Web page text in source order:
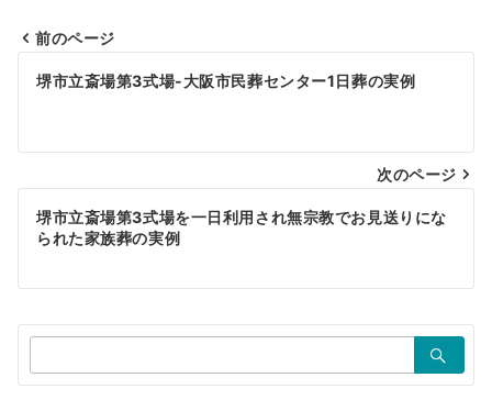
投
ナ
ビ
ゲ
シ
ョ
ン
前のページ
堺市立斎場第3式場-大阪市民葬センター1日葬の実例
次のページ
堺市立斎場第3式場を一日利用され無宗教でお見送りにな
られた家族葬の実例
索：